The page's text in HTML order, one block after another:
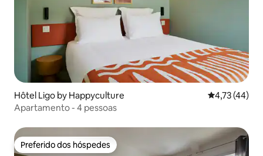
Hôtel Ligo by Happyculture 4,73 de uma
4,73 (44)
Apartamento - 4 pessoas
Preferido dos hóspedes
Preferido dos hóspedes